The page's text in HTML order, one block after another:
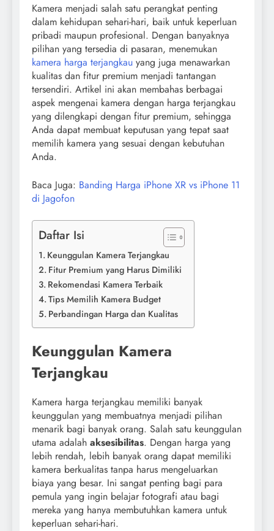
Kamera menjadi salah satu perangkat penting
dalam kehidupan sehari-hari, baik untuk keperluan
pribadi maupun profesional. Dengan banyaknya
pilihan yang tersedia di pasaran, menemukan
kamera harga terjangkau yang juga menawarkan
kualitas dan fitur premium menjadi tantangan
tersendiri. Artikel ini akan membahas berbagai
aspek mengenai kamera dengan harga terjangkau
yang dilengkapi dengan fitur premium, sehingga
Anda dapat membuat keputusan yang tepat saat
memilih kamera yang sesuai dengan kebutuhan
Anda.
Baca Juga: Banding Harga iPhone XR vs iPhone 11
di Jagofon
Daftar Isi
Keunggulan Kamera Terjangkau
Fitur Premium yang Harus Dimiliki
Rekomendasi Kamera Terbaik
Tips Memilih Kamera Budget
Perbandingan Harga dan Kualitas
Keunggulan Kamera
Terjangkau
Kamera harga terjangkau memiliki banyak
keunggulan yang membuatnya menjadi pilihan
menarik bagi banyak orang. Salah satu keunggulan
utama adalah aksesibilitas. Dengan harga yang
lebih rendah, lebih banyak orang dapat memiliki
kamera berkualitas tanpa harus mengeluarkan
biaya yang besar. Ini sangat penting bagi para
pemula yang ingin belajar fotografi atau bagi
mereka yang hanya membutuhkan kamera untuk
keperluan sehari-hari.